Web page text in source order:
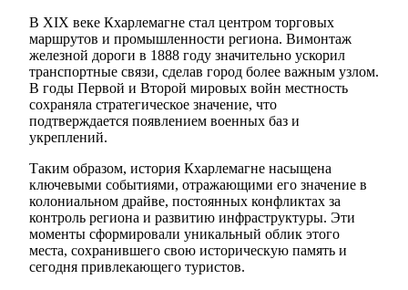
В XIX веке Кхарлемагне стал центром торговых
маршрутов и промышленности региона. Вимонтаж
железной дороги в 1888 году значительно ускорил
транспортные связи, сделав город более важным узлом.
В годы Первой и Второй мировых войн местность
сохраняла стратегическое значение, что
подтверждается появлением военных баз и
укреплений.
Таким образом, история Кхарлемагне насыщена
ключевыми событиями, отражающими его значение в
колониальном драйве, постоянных конфликтах за
контроль региона и развитию инфраструктуры. Эти
моменты сформировали уникальный облик этого
места, сохранившего свою историческую память и
сегодня привлекающего туристов.